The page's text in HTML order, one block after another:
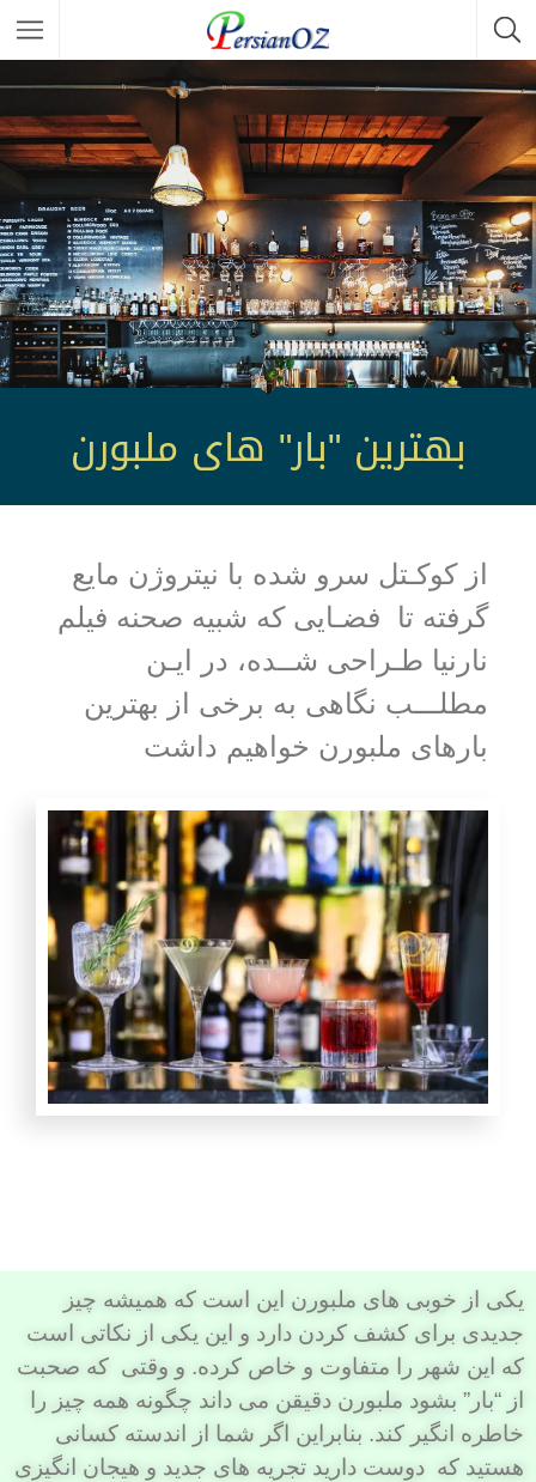
بهترین "بار" های ملبورن
از کوکـتل سرو شده با نیتروژن مایع
گرفته تا فضـایی که شبیه صحنه فیلم
نارنیا طـراحی شــده، در ایـن
مطلـــب نگاهی به برخی از بهترین
بارهای ملبورن خواهیم داشت
یکی از خوبی های ملبورن این است که همیشه چیز
جدیدی برای کشف کردن دارد و این یکی از نکاتی است
که این شهر را متفاوت و خاص کرده. و وقتی که صحبت
از “بار” بشود ملبورن دقیقن می داند چگونه همه چیز را
خاطره انگیر کند. بنابراین اگر شما از اندسته کسانی
هستید که دوست دارید تجریه های جدید و هیجان انگیزی